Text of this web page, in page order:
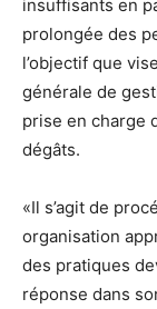
insuffisants en
prolongée des
l’objectif que
générale de
prise en charge
dégâts.
«Il s’agit de
organisation
des pratiques
réponse dans